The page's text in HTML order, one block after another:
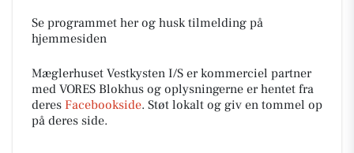
Se programmet her og husk tilmelding på
hjemmesiden
Mæglerhuset Vestkysten I/S er kommerciel partner
med VORES Blokhus og oplysningerne er hentet fra
deres Facebookside. Støt lokalt og giv en tommel op
på deres side.